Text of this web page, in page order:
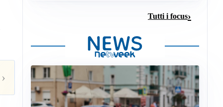
›
Tutti i focus